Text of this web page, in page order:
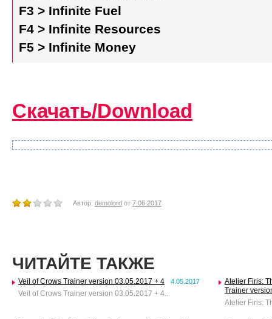
F3 > Infinite Fuel
F4 > Infinite Resources
F5 > Infinite Money
Скачать/Download
Автор: demolord от 7.06.2017
ЧИТАЙТЕ ТАКЖЕ
Veil of Crows Trainer version 03.05.2017 + 4 4.05.2017
Veil of Crows Trainer version 03.05.2017 + 4..
Atelier Firis:
Trainer
Atelier Firis: